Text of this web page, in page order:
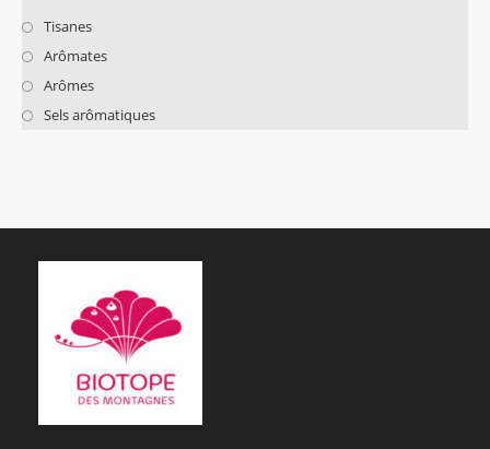
Tisanes
Arômates
Arômes
Sels arômatiques